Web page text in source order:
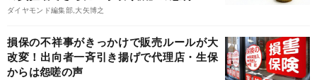
ダイヤモンド編集部,大矢博之
損保の不祥事がきっかけで販売ルールが大
改変！出向者一斉引き揚げで代理店・生保
からは怨嗟の声